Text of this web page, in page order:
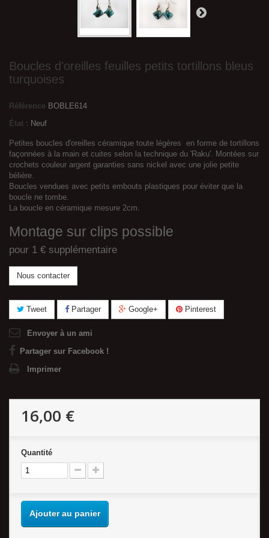
Boucles d'oreilles feuilles petits tortillons bleus
turquoises
Référence BOBLE614
État : Neuf
Petites boucles d'oreilles céramique toute légères en forme de tortillons
façonnées à la main et cuites selon la technique du 'Raku'. Montées sur
crochets couleur argent garanties sans nickel avec une jolie petite
bélière.
Boucles vendues avec petits embouts plastiques pour éviter que la
boucle ne tombe.
La boucle en céramique mesure 2cm.
Montage sur clips possible
pour 1 € supplémentaire
Nous contacter
Tweet Partager Google+ Pinterest
Envoyer à un ami
Partager sur Facebook !
Imprimer
16,00 €
Quantité
Ajouter au panier